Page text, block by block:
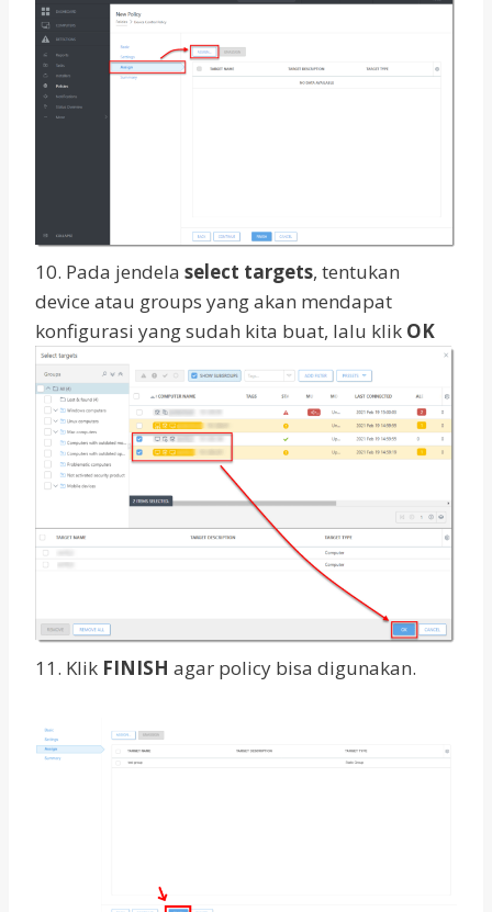
10. Pada jendela select targets, tentukan
device atau groups yang akan mendapat
konfigurasi yang sudah kita buat, lalu klik OK
11. Klik FINISH agar policy bisa digunakan.